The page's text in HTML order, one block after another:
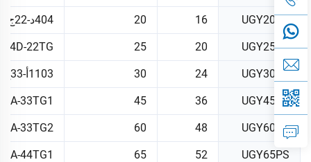
UGY20PS
16
20 404د-22ج
UGY25PS
20
25
22TG
UGY30PS
24
30 1103أ-33ج
UGY45PS
36
45
33TG1
UGY60PS
48
60
33TG2
UGY65PS
52
65
44TG1